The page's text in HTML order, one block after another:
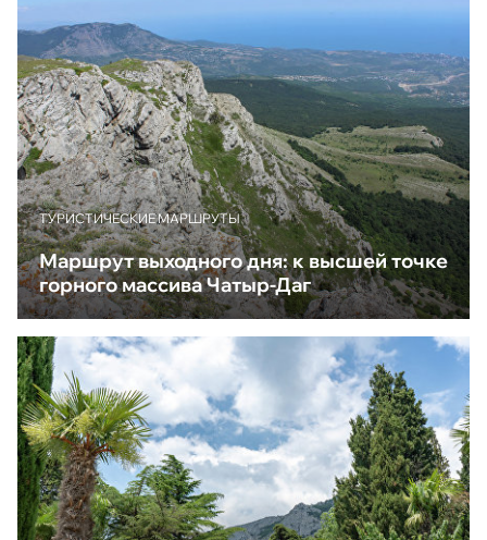
ТУРИСТИЧЕСКИЕ МАРШРУТЫ
Маршрут выходного дня: к высшей точке
горного массива Чатыр-Даг